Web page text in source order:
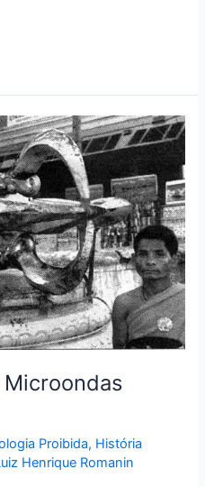
Proibida, História
Henrique Romanin